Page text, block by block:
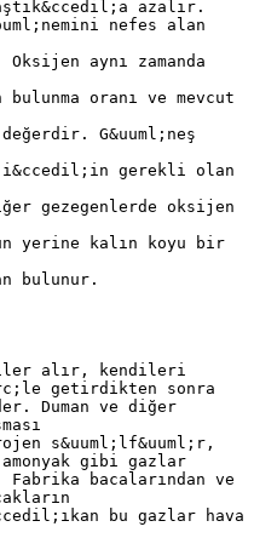
azalır.
nefes alan
aynı zamanda
oranı ve mevcut
G&uuml;neş
i&ccedil;in gerekli olan
gezegenlerde oksijen
yerine kalın koyu bir
bulunur.
alır, kendileri
getirdikten sonra
Duman ve diğer
s&uuml;lf&uuml;r,
gibi gazlar
bacalarından ve
bu gazlar hava